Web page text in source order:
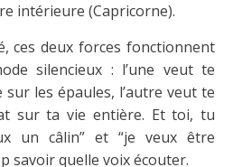
intérieure (Capricorne).
ces deux forces fonctionnent
silencieux : l’une veut te
les épaules, l’autre veut te
sur ta vie entière. Et toi, tu
un câlin” et “je veux être
savoir quelle voix écouter.